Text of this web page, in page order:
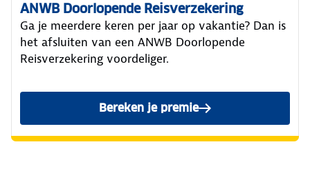
ANWB Doorlopende Reisverzekering
Ga je meerdere keren per jaar op vakantie? Dan is
het afsluiten van een ANWB Doorlopende
Reisverzekering voordeliger.
Bereken je premie